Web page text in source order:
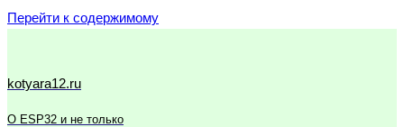
Перейти к содержимому
kotyara12.ru
О ESP32 и не только